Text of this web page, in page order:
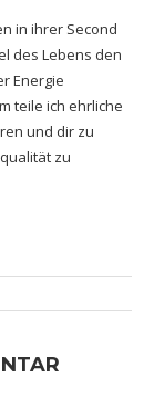
in ihrer Second
des Lebens den
Energie
teile ich ehrliche
und dir zu
zu